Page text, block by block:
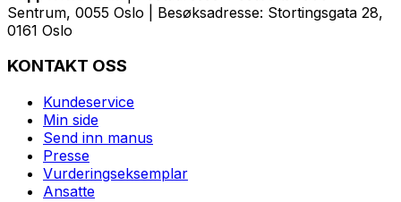
Sentrum, 0055 Oslo | Besøksadresse: Stortingsgata 28,
0161 Oslo
KONTAKT OSS
Kundeservice
Min side
Send inn manus
Presse
Vurderingseksemplar
Ansatte